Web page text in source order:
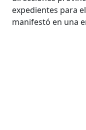
expedientes para
manifestó en una